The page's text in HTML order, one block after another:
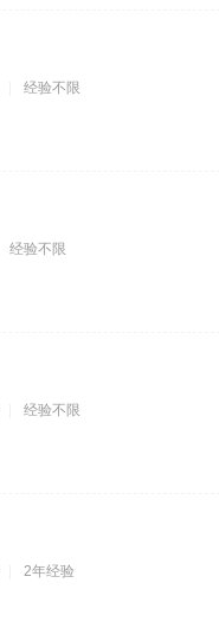
经验不限
经验不限
经验不限
2年经验